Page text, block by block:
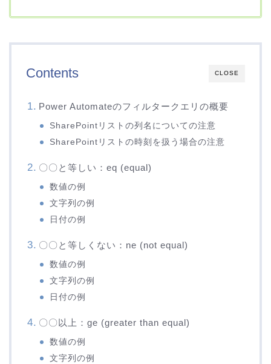
CLOSE
Contents
Power Automateのフィルタークエリの概要
SharePointリストの列名についての注意
SharePointリストの時刻を扱う場合の注意
〇〇と等しい：eq (equal)
数値の例
文字列の例
日付の例
〇〇と等しくない：ne (not equal)
数値の例
文字列の例
日付の例
〇〇以上：ge (greater than equal)
数値の例
文字列の例